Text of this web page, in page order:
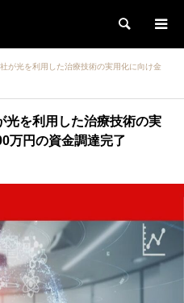
検索
が光を利用した治療技術の実用化に向け金
光を利用した治療技術の実
万円の資金調達完了